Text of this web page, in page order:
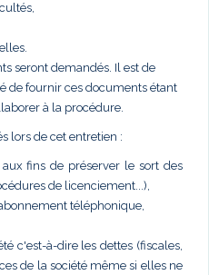
seront demandés. Il est de
de fournir ces documents étant
à la procédure.
lors de cet entretien :
fins de préserver le sort des
de licenciement...),
téléphonique,
c'est-à-dire les dettes (fiscales,
de la société même si elles ne